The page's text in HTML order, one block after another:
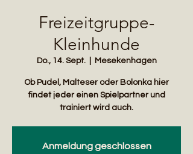
Freizeitgruppe-
Kleinhunde
Do., 14. Sept.
  |
Mesekenhagen
Ob Pudel, Malteser oder Bolonka hier
findet jeder einen Spielpartner und
trainiert wird auch.
Anmeldung geschlossen